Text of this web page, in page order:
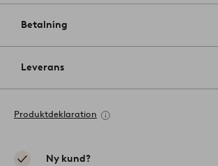
Betalning
Leverans
Produktdeklaration
Ny kund?